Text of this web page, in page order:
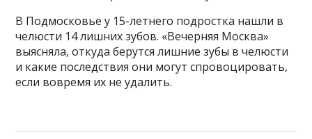
В Подмосковье у 15-летнего подростка нашли в
челюсти 14 лишних зубов. «Вечерняя Москва»
выясняла, откуда берутся лишние зубы в челюсти
и какие последствия они могут спровоцировать,
если вовремя их не удалить.